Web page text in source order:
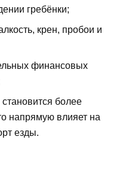
гребёнки;
крен, пробои и
финансовых
более
напрямую влияет на
езды.